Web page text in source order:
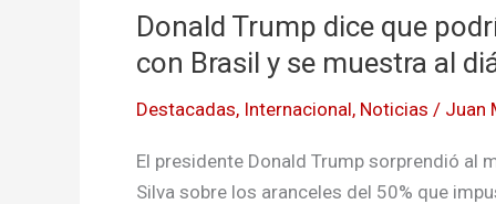
Donald Trump dice que
con Brasil y se muestra al
Destacadas, Internacional, Noticias / Juan
El presidente Donald Trump sorprendió al
Silva sobre los aranceles del 50% que
dice
que
reconsiderar